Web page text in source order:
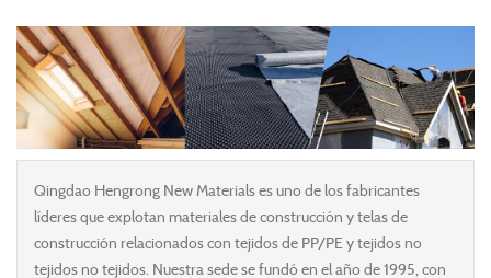
Qingdao Hengrong New Materials es uno de los fabricantes
líderes que explotan materiales de construcción y telas de
construcción relacionados con tejidos de PP/PE y tejidos no
tejidos no tejidos. Nuestra sede se fundó en el año de 1995, con